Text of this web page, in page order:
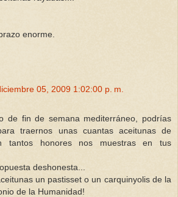
enorme.
05, 2009 1:02:00 p. m.
de fin de semana mediterráneo, podrías
traernos unas cuantas aceitunas de
tantos honores nos muestras en tus
deshonesta...
un pastisset o un carquinyolis de la
de la Humanidad!